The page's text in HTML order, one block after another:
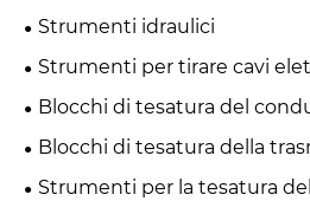
Strumenti idraulici
Strumenti per tirare cavi
Blocchi di tesatura del
Blocchi di tesatura della
Strumenti per la tesatura